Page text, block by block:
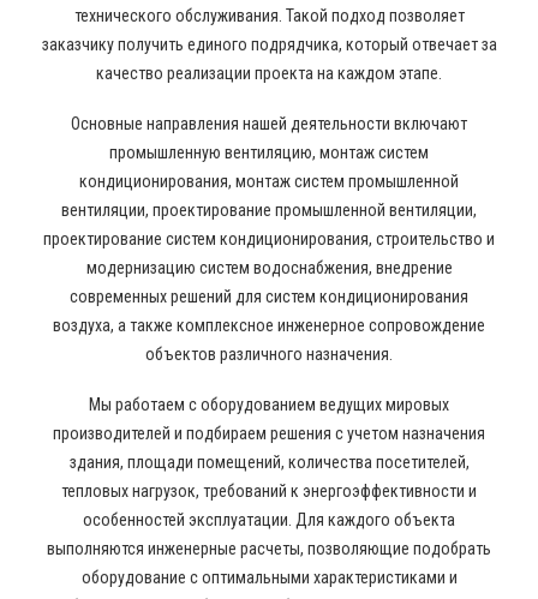
технического обслуживания. Такой подход позволяет
заказчику получить единого подрядчика, который отвечает за
качество реализации проекта на каждом этапе.
Основные направления нашей деятельности включают
промышленную вентиляцию, монтаж систем
кондиционирования, монтаж систем промышленной
вентиляции, проектирование промышленной вентиляции,
проектирование систем кондиционирования, строительство и
модернизацию систем водоснабжения, внедрение
современных решений для систем кондиционирования
воздуха, а также комплексное инженерное сопровождение
объектов различного назначения.
Мы работаем с оборудованием ведущих мировых
производителей и подбираем решения с учетом назначения
здания, площади помещений, количества посетителей,
тепловых нагрузок, требований к энергоэффективности и
особенностей эксплуатации. Для каждого объекта
выполняются инженерные расчеты, позволяющие подобрать
оборудование с оптимальными характеристиками и